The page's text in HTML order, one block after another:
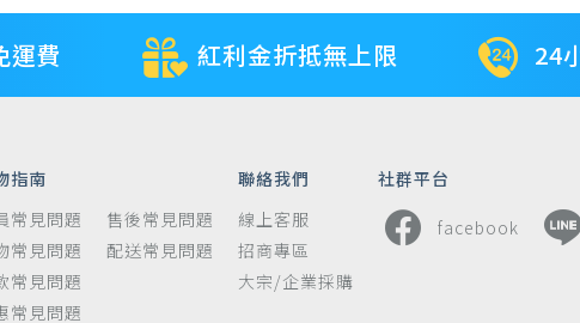
運費 紅利金折抵無上限 24
指南
常見問題
常見問題
常見問題
常見問題
售後常見問題
配送常見問題
聯絡我們
線上客服
招商專區
大宗/企業採購
社群平台
facebook